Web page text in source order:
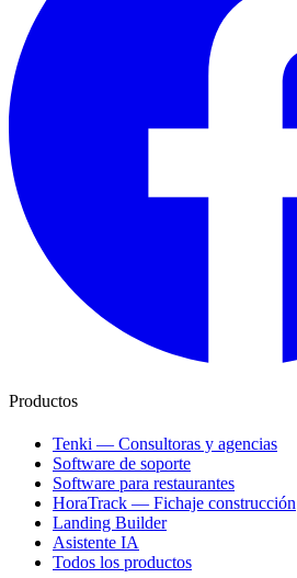
Productos
Tenki — Consultoras y agencias
Software de soporte
Software para restaurantes
HoraTrack — Fichaje construcción
Landing Builder
Asistente IA
Todos los productos